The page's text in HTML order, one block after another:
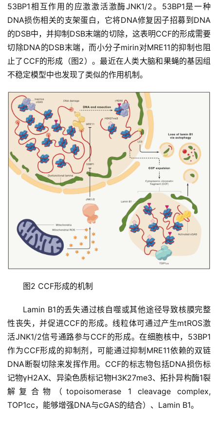
床
转
化
展
活
动
关
于
登录 注册
53BP1相互作用的应激激活激酶JNK1/2。53BP1是一种
DNA损伤相关的支架蛋白，它将DNA修复因子招募到DNA
的DSB中，并抑制DSB末端的切除，这表明CCF的形成需要
切除DNA的DSB末端，而小分子mirin对MRE11的抑制也阻
止了CCF的形成（图2）。最近在人类大脑和果蝇的基因组
不稳定模型中也发现了类似的作用机制。
图2 CCF形成的机制
Lamin B1的丢失通过核自噬或其他途径导致核膜完整
性丧失，并促进CCF的形成。线粒体可通过产生mtROS激
活JNK1/2信号通路参与CCF的形成。在细胞核中，53BP1
作为CCF形成的抑制剂，可能通过抑制MRE11依赖的双链
DNA断裂切除来发挥作用。CCF的标志物包括DNA损伤标
记物γH2AX、异染色质标记物H3K27me3、拓扑异构酶1裂
解复合物（topoisomerase 1 cleavage complex,
TOP1cc，能够增强DNA与cGAS的结合）、Lamin B1。